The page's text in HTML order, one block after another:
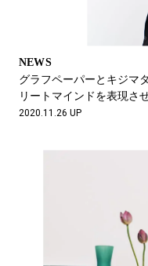
NEWS
グラフペーパーとキジマ
リートマインドを表現さ
2020.11.26 UP